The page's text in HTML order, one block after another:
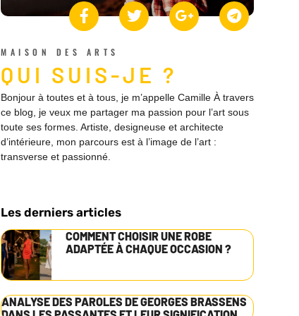
MAISON DES ARTS
QUI SUIS-JE ?
Bonjour à toutes et à tous, je m’appelle Camille À travers
ce blog, je veux me partager ma passion pour l’art sous
toute ses formes. Artiste, designeuse et architecte
d’intérieure, mon parcours est à l’image de l’art :
transverse et passionné.
Les derniers articles
COMMENT CHOISIR UNE ROBE
ADAPTÉE À CHAQUE OCCASION ?
ANALYSE DES PAROLES DE GEORGES BRASSENS